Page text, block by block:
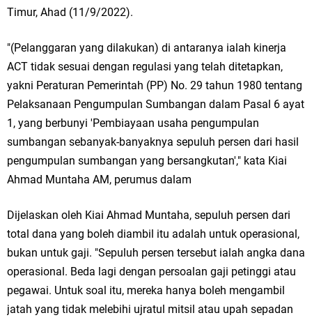
Timur, Ahad (11/9/2022).
"(Pelanggaran yang dilakukan) di antaranya ialah kinerja
ACT tidak sesuai dengan regulasi yang telah ditetapkan,
yakni Peraturan Pemerintah (PP) No. 29 tahun 1980 tentang
Pelaksanaan Pengumpulan Sumbangan dalam Pasal 6 ayat
1, yang berbunyi 'Pembiayaan usaha pengumpulan
sumbangan sebanyak-banyaknya sepuluh persen dari hasil
pengumpulan sumbangan yang bersangkutan'," kata Kiai
Ahmad Muntaha AM, perumus dalam
Dijelaskan oleh Kiai Ahmad Muntaha, sepuluh persen dari
total dana yang boleh diambil itu adalah untuk operasional,
bukan untuk gaji. "Sepuluh persen tersebut ialah angka dana
operasional. Beda lagi dengan persoalan gaji petinggi atau
pegawai. Untuk soal itu, mereka hanya boleh mengambil
jatah yang tidak melebihi ujratul mitsil atau upah sepadan